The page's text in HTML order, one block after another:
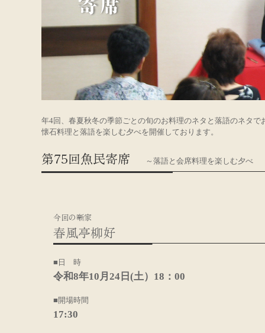
年4回、春夏秋冬の季節ごとの旬のお料理のネタと落語のネタ
懐石料理と落語を楽しむ夕べを開催しております。
第75回魚民寄席 ～落語と会席料理を楽しむ夕べ
今回の噺家
春風亭柳好
■日 時
令和8年10月24日(土）18：00
■開場時間
17:30